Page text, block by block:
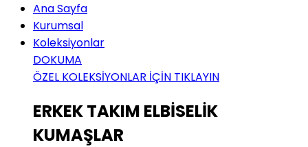
Ana Sayfa
Kurumsal
Koleksiyonlar
DOKUMA
ÖZEL KOLEKSİYONLAR İÇİN TIKLAYIN
ERKEK TAKIM ELBİSELİK
KUMAŞLAR